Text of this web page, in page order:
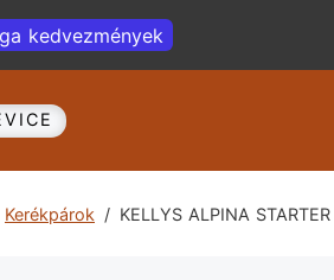
kedvezmények
Kerékpárok KELLYS ALPINA